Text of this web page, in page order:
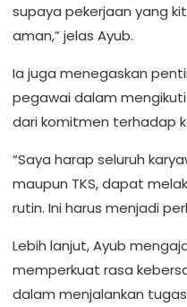
supaya pekerjaan yang
aman,” jelas Ayub.
Ia juga menegaskan
pegawai dalam
dari komitmen terhadap
“Saya harap seluruh
maupun TKS, dapat
rutin. Ini harus menjadi
Lebih lanjut, Ayub
memperkuat rasa
dalam menjalankan